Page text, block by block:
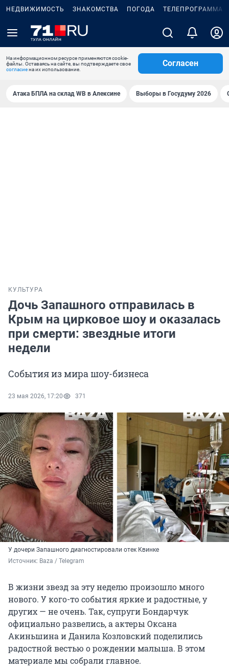
НЕДВИЖИМОСТЬ ЗНАКОМСТВА ПОГОДА ТЕЛЕПРОГРАММА
На информационном ресурсе применяются cookie-
файлы. Оставаясь на сайте, вы подтверждаете свое
согласиена их использование.
Согласен
Атака БПЛА на склад WB в Алексине Выборы в Госудуму 2026
КУЛЬТУРА
Дочь Запашного отправилась в
Крым на цирковое шоу и оказалась
при смерти: звездные итоги
недели
События из мира шоу-бизнеса
23 мая 2026, 17:20 371
У дочери Запашного диагностировали отек Квинке
Источник: Baza / Telegram
В жизни звезд за эту неделю произошло много
нового. У кого-то события яркие и радостные, у
других — не очень. Так, супруги Бондарчук
официально развелись, а актеры Оксана
Акиньшина и Данила Козловский поделились
радостной вестью о рождении малыша. В этом
материале мы собрали главное.